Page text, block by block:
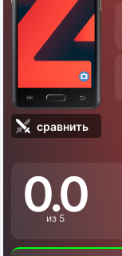
сравнить
0.0
из 5